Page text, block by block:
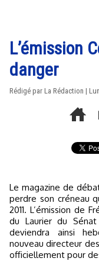
L’émission
danger
Rédigé par La Rédaction |
Le magazine de
perdre son créneau
2011. L’émission de
du Laurier du
deviendra ainsi
nouveau directeur
officiellement pour